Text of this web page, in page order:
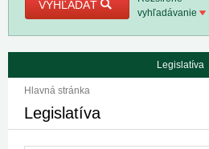
VYHĽADAŤ
vyhľadávanie
Legislatíva
Hlavná stránka
Legislatíva